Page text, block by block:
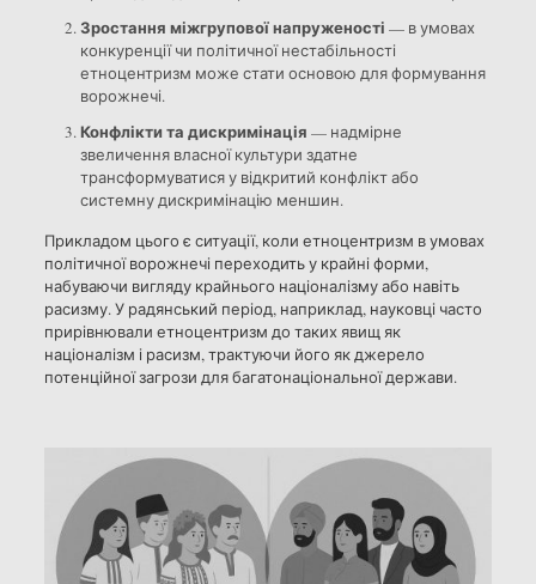
Зростання міжгрупової напруженості — в умовах
конкуренції чи політичної нестабільності
етноцентризм може стати основою для формування
ворожнечі.
Конфлікти та дискримінація — надмірне
звеличення власної культури здатне
трансформуватися у відкритий конфлікт або
системну дискримінацію меншин.
Прикладом цього є ситуації, коли етноцентризм в умовах
політичної ворожнечі переходить у крайні форми,
набуваючи вигляду крайнього націоналізму або навіть
расизму. У радянський період, наприклад, науковці часто
прирівнювали етноцентризм до таких явищ як
націоналізм і расизм, трактуючи його як джерело
потенційної загрози для багатонаціональної держави.